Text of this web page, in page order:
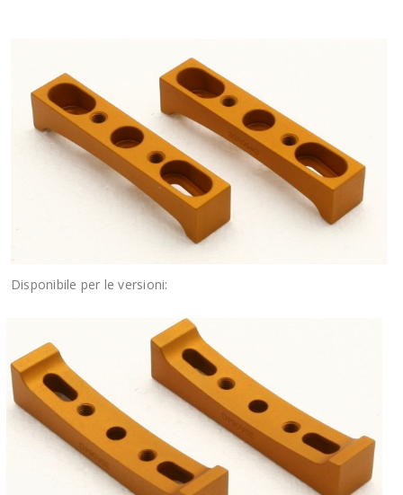
Disponibile per le versioni: